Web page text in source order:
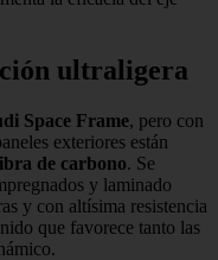
ultraligera
Space Frame, pero con
exteriores están
de carbono. Se
y laminado
y con altísima resistencia
que favorece tanto las